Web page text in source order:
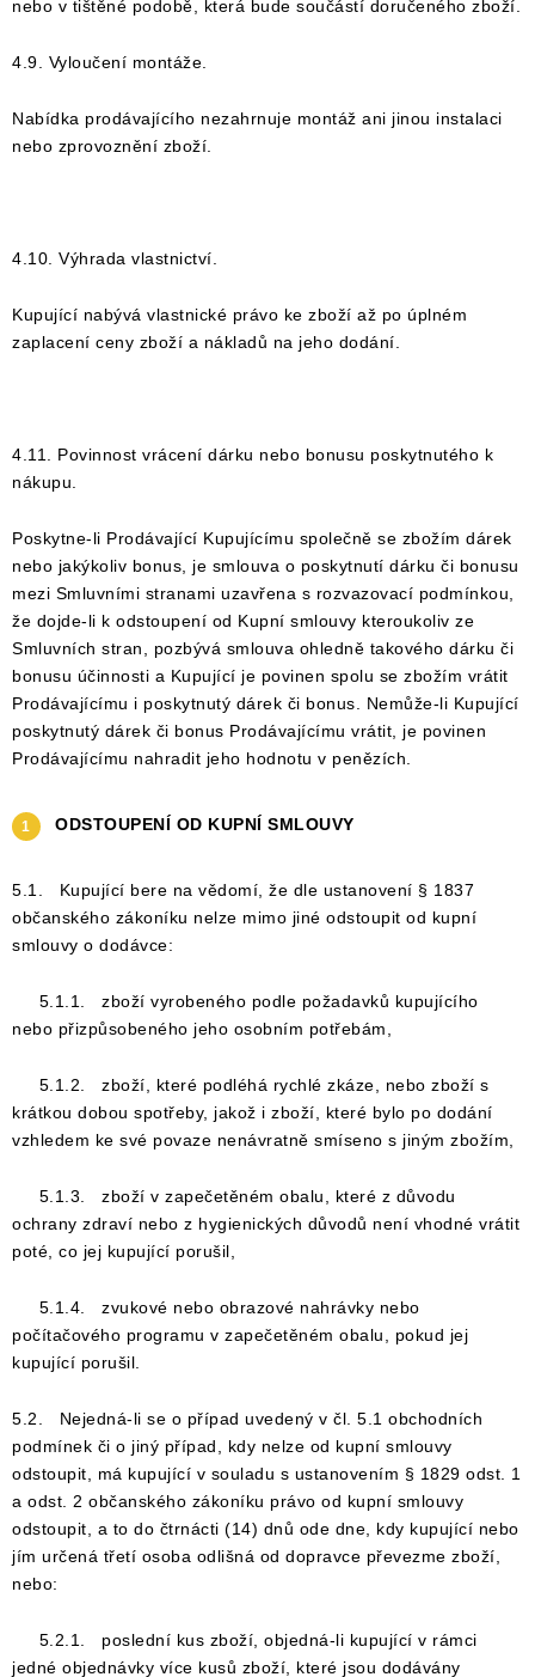
nebo v tištěné podobě, která bude součástí doručeného zboží.
4.9. Vyloučení montáže.
Nabídka prodávajícího nezahrnuje montáž ani jinou instalaci
nebo zprovoznění zboží.
4.10. Výhrada vlastnictví.
Kupující nabývá vlastnické právo ke zboží až po úplném
zaplacení ceny zboží a nákladů na jeho dodání.
4.11. Povinnost vrácení dárku nebo bonusu poskytnutého k
nákupu.
Poskytne-li Prodávající Kupujícímu společně se zbožím dárek
nebo jakýkoliv bonus, je smlouva o poskytnutí dárku či bonusu
mezi Smluvními stranami uzavřena s rozvazovací podmínkou,
že dojde-li k odstoupení od Kupní smlouvy kteroukoliv ze
Smluvních stran, pozbývá smlouva ohledně takového dárku či
bonusu účinnosti a Kupující je povinen spolu se zbožím vrátit
Prodávajícímu i poskytnutý dárek či bonus. Nemůže-li Kupující
poskytnutý dárek či bonus Prodávajícímu vrátit, je povinen
Prodávajícímu nahradit jeho hodnotu v penězích.
ODSTOUPENÍ OD KUPNÍ SMLOUVY
5.1. Kupující bere na vědomí, že dle ustanovení § 1837
občanského zákoníku nelze mimo jiné odstoupit od kupní
smlouvy o dodávce:
5.1.1. zboží vyrobeného podle požadavků kupujícího
nebo přizpůsobeného jeho osobním potřebám,
5.1.2. zboží, které podléhá rychlé zkáze, nebo zboží s
krátkou dobou spotřeby, jakož i zboží, které bylo po dodání
vzhledem ke své povaze nenávratně smíseno s jiným zbožím,
5.1.3. zboží v zapečetěném obalu, které z důvodu
ochrany zdraví nebo z hygienických důvodů není vhodné vrátit
poté, co jej kupující porušil,
5.1.4. zvukové nebo obrazové nahrávky nebo
počítačového programu v zapečetěném obalu, pokud jej
kupující porušil.
5.2. Nejedná-li se o případ uvedený v čl. 5.1 obchodních
podmínek či o jiný případ, kdy nelze od kupní smlouvy
odstoupit, má kupující v souladu s ustanovením § 1829 odst. 1
a odst. 2 občanského zákoníku právo od kupní smlouvy
odstoupit, a to do čtrnácti (14) dnů ode dne, kdy kupující nebo
jím určená třetí osoba odlišná od dopravce převezme zboží,
nebo:
5.2.1. poslední kus zboží, objedná-li kupující v rámci
jedné objednávky více kusů zboží, které jsou dodávány